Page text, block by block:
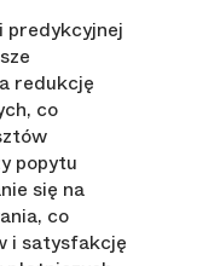
predykcyjnej
redukcję
co
popytu
się na
co
i satysfakcję